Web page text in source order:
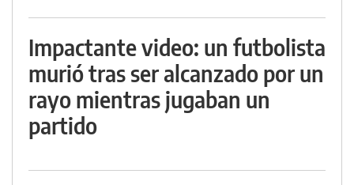
Impactante video: un futbolista
murió tras ser alcanzado por un
rayo mientras jugaban un
partido